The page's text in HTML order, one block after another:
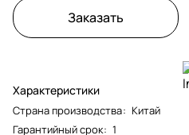
Заказать
Характеристики
Страна производства: Китай
Гарантийный срок: 1